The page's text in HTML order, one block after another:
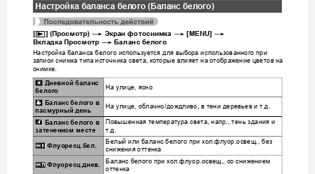
Настройка баланса белого ( Баланс белого)
p ] (Просмотр) * Экран фотоснимка * [MENU] *
Вкладка Просмотр * Баланс белого
Настройка баланса белого используется для выбора использованного при
записи снимка типа источника света, которые влияет на отображение цветов на
снимке.
Дневн ой баланс На улице, ясно
белого
Баланс белого в
На улице, облачно/дождливо, в тени деревьев и т.д.
пасмурный день
Баланс белого в Повышенная температура света, напр., тень здания и
затененном месте т.д.
Белый или баланс белого при хол.флуор.освещ., без
Флуоресц.бел. снижения оттенка
Баланс белого при хол.флуор.освещ., со снижением
Флуоресц.днев. оттенка
¤
'
“
†
–